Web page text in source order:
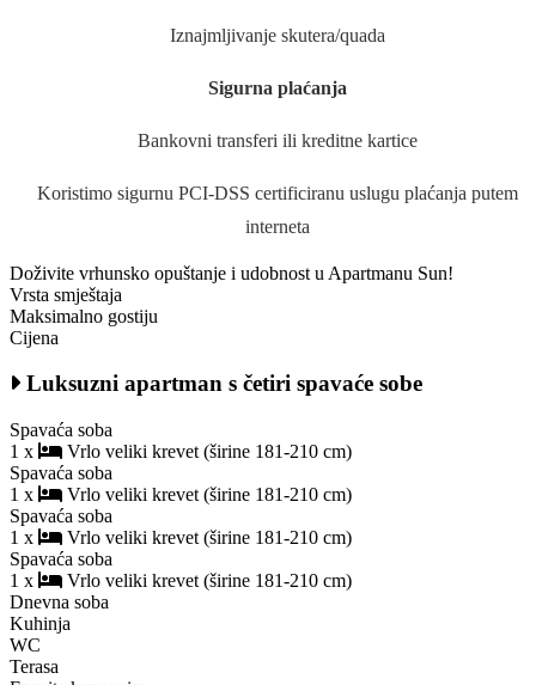
Iznajmljivanje skutera/quada
Sigurna plaćanja
Bankovni transferi ili kreditne kartice
Koristimo sigurnu PCI-DSS certificiranu uslugu plaćanja putem
interneta
Doživite vrhunsko opuštanje i udobnost u Apartmanu Sun!
Vrsta smještaja
Maksimalno gostiju
Cijena
Luksuzni apartman s četiri spavaće sobe
Spavaća soba
1 x
Vrlo veliki krevet (širine 181-210 cm)
Spavaća soba
1 x
Vrlo veliki krevet (širine 181-210 cm)
Spavaća soba
1 x
Vrlo veliki krevet (širine 181-210 cm)
Spavaća soba
1 x
Vrlo veliki krevet (širine 181-210 cm)
Dnevna soba
Kuhinja
WC
Terasa